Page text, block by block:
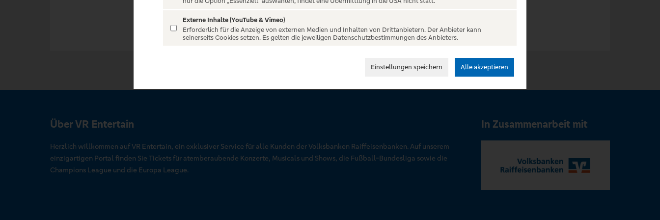
Über VR Entertain
Herzlich willkommen auf VR Entertain, ein exklusiver Service für alle Kunden der Volksbanken Raiffeisenbanken. Auf unserem
einzigartigen Portal finden Sie Tickets für atemberaubende Konzerte, Musicals und Shows, die Fußball-Bundesliga sowie die
Champions League und die Europa League.
In Zusammenarbeit mit
Externe Inhalte (YouTube & Vimeo)
Erforderlich für die Anzeige von externen Medien und Inhalten von Drittanbietern. Der Anbieter kann
seinerseits Cookies setzen. Es gelten die jeweiligen Datenschutzbestimmungen des Anbieters.
Einstellungen speichern Alle akzeptieren